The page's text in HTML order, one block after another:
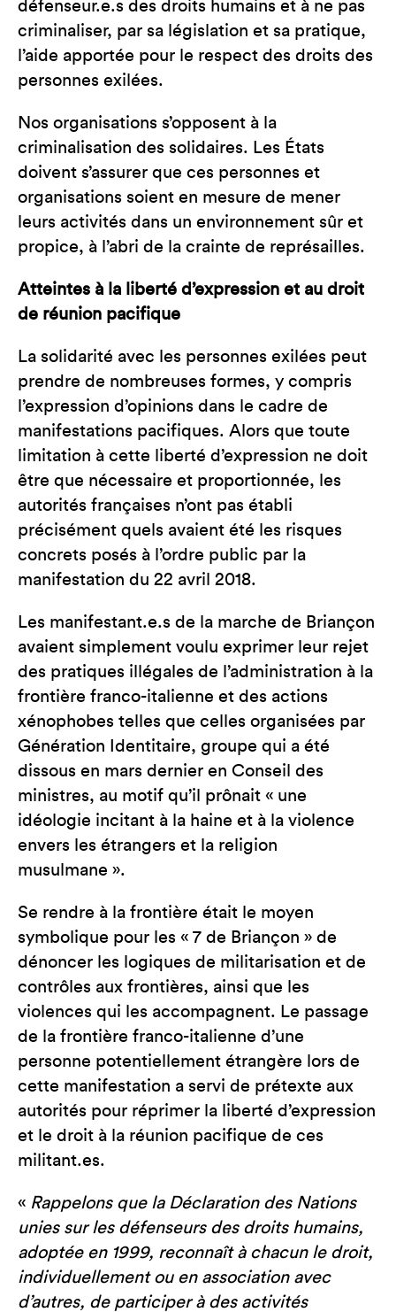
défenseur.e.s des droits humains et à ne pas
criminaliser, par sa législation et sa pratique,
l’aide apportée pour le respect des droits des
personnes exilées.
Nos organisations s’opposent à la
criminalisation des solidaires. Les États
doivent s’assurer que ces personnes et
organisations soient en mesure de mener
leurs activités dans un environnement sûr et
propice, à l’abri de la crainte de représailles.
Atteintes à la liberté d’expression et au droit
de réunion pacifique
La solidarité avec les personnes exilées peut
prendre de nombreuses formes, y compris
l’expression d’opinions dans le cadre de
manifestations pacifiques. Alors que toute
limitation à cette liberté d’expression ne doit
être que nécessaire et proportionnée, les
autorités françaises n’ont pas établi
précisément quels avaient été les risques
concrets posés à l’ordre public par la
manifestation du 22 avril 2018.
Les manifestant.e.s de la marche de Briançon
avaient simplement voulu exprimer leur rejet
des pratiques illégales de l’administration à la
frontière franco-italienne et des actions
xénophobes telles que celles organisées par
Génération Identitaire, groupe qui a été
dissous en mars dernier en Conseil des
ministres, au motif qu’il prônait « une
idéologie incitant à la haine et à la violence
envers les étrangers et la religion
musulmane ».
Se rendre à la frontière était le moyen
symbolique pour les « 7 de Briançon » de
dénoncer les logiques de militarisation et de
contrôles aux frontières, ainsi que les
violences qui les accompagnent. Le passage
de la frontière franco-italienne d’une
personne potentiellement étrangère lors de
cette manifestation a servi de prétexte aux
autorités pour réprimer la liberté d’expression
et le droit à la réunion pacifique de ces
militant.es.
« Rappelons que la Déclaration des Nations
unies sur les défenseurs des droits humains,
adoptée en 1999, reconnaît à chacun le droit,
individuellement ou en association avec
d’autres, de participer à des activités